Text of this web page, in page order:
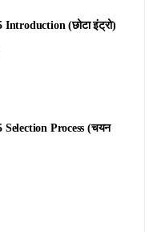
(छोटा इंट्रो)
Process (चयन